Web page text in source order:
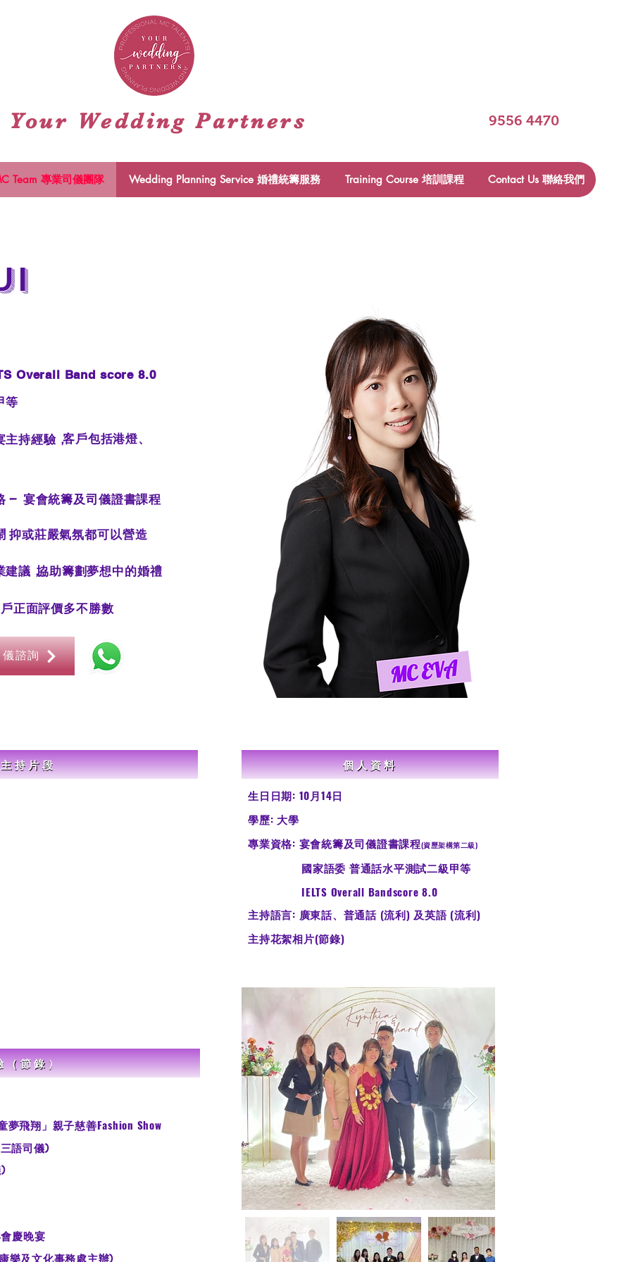
Your Wedding Partners ​9556 4470
Team 專業司儀團隊 Wedding Planning Service 婚禮統籌服務 Training Course 培訓課程 Contact Us 聯絡我們
主持片段
生日日期: 10月14日
​學歷: 大學
專業資格: 宴會統籌及司儀證書課程(資歷架構第二級)
國家語委 普通話水平測試二級甲等
IELTS Overall Bandscore 8.0
主持語言: 廣東話、普通話 (流利) 及英語 (流利)
​主持花絮相片(節錄)
夢飛翔」親子慈善Fashion Show
語司儀)
慶晚宴
樂及文化事務處主辦)
，
格
主持經驗，
個人資料
（節錄）
建議，
諮詢
等
Overall Band score 8.0
客戶包括港燈、
— 宴會統籌及司儀證書課程
抑或莊嚴氣氛都可以營造
協助籌劃夢想中的婚禮
正面評價多不勝數